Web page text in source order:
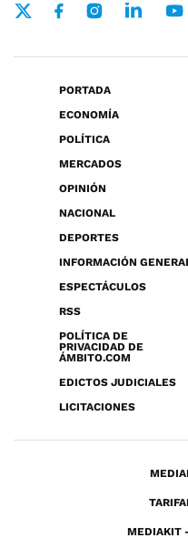
PORTADA
ECONOMÍA
POLÍTICA
MERCADOS
OPINIÓN
NACIONAL
DEPORTES
INFORMACIÓN
ESPECTÁCULOS
RSS
POLÍTICA DE
PRIVACIDAD DE
ÁMBITO.COM
EDICTOS JUDICIALES
LICITACIONES
MEDIAKIT